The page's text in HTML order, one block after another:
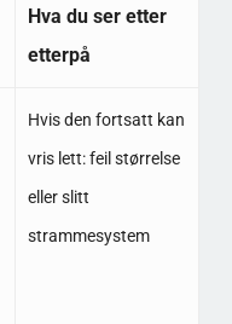
Hva du ser etter
etterpå
Hvis den fortsatt kan
vris lett: feil størrelse
eller slitt
strammesystem